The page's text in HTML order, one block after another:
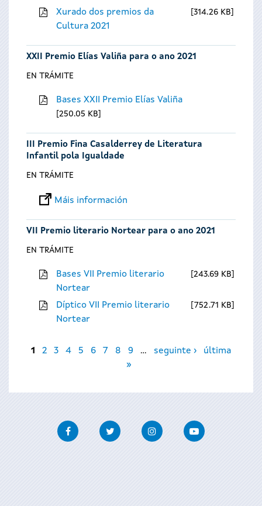
Xurado dos premios da
Cultura 2021
314.26 KB
XXII Premio Elías Valiña para o ano 2021
EN TRÁMITE
Bases XXII Premio Elías Valiña
250.05 KB
III Premio Fina Casalderrey de Literatura
Infantil pola Igualdade
EN TRÁMITE
Máis información
VII Premio literario Nortear para o ano 2021
EN TRÁMITE
Bases VII Premio literario
Nortear
243.69 KB
Díptico VII Premio literario
Nortear
752.71 KB
Páxinas
1 2 3 4 5 6 7 8 9 … seguinte ›
última
»
FacebookTwitter InstagramYoutube